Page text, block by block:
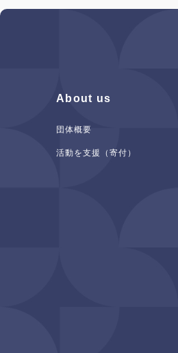
About us
団体概要
活動を支援（寄付）